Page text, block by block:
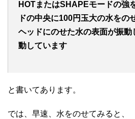
HOTまたはSHAPEモードの強
ドの中央に100円玉大の水をの
ヘッドにのせた水の表面が振動
動しています
と書いてあります。
では、早速、水をのせてみると、